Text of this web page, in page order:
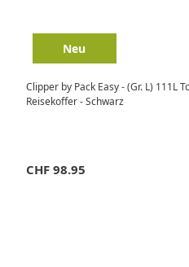
Neu
Clipper by Pack Easy - (Gr. L) 111L
Reisekoffer - Schwarz
CHF 98.95